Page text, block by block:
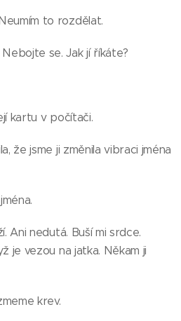
to rozdělat.
se. Jak jí říkáte?
kartu v počítači.
že jsme ji změnila vibraci jména
Ani nedutá. Buší mi srdce.
je vezou na jatka. Někam ji
krev.